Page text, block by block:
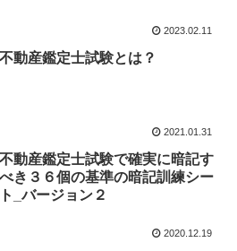
2023.02.11
不動産鑑定士試験とは？
2021.01.31
不動産鑑定士試験で確実に暗記す
べき３６個の基準の暗記訓練シー
ト_バージョン２
2020.12.19